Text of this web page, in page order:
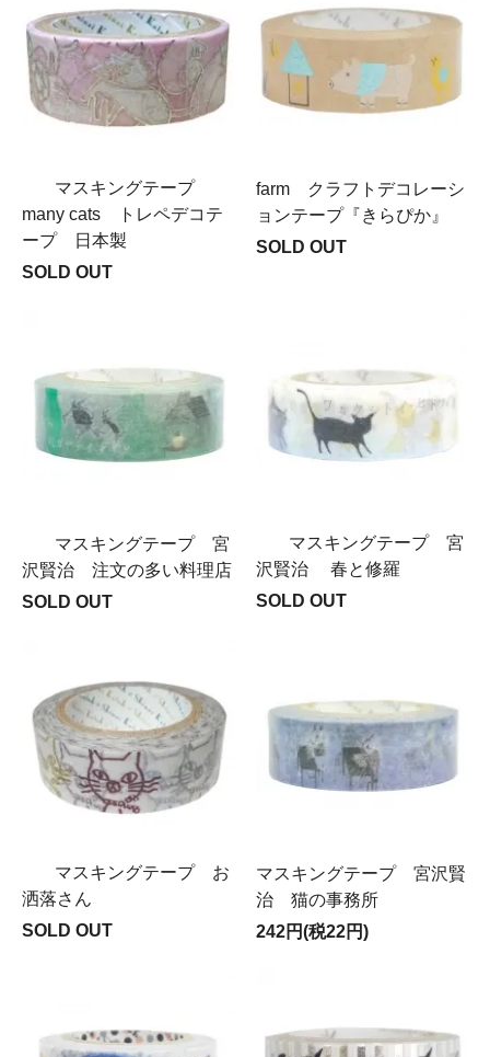
マスキングテープ
many cats トレペデコテ
ープ 日本製
SOLD OUT
farm クラフトデコレーシ
ョンテープ『きらぴか』
SOLD OUT
マスキングテープ 宮
沢賢治 注文の多い料理店
SOLD OUT
マスキングテープ 宮
沢賢治 春と修羅
SOLD OUT
マスキングテープ お
洒落さん
SOLD OUT
マスキングテープ 宮沢賢
治 猫の事務所
242円(税22円)